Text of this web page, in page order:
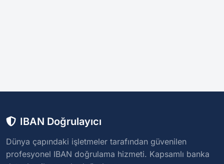
IBAN Doğrulayıcı
Dünya çapındaki işletmeler tarafından güvenilen
profesyonel IBAN doğrulama hizmeti. Kapsamlı banka